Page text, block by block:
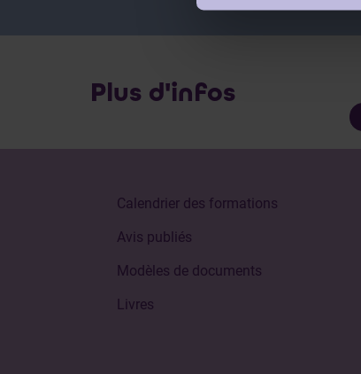
Plus d'infos
Calendrier des formations
Avis publiés
Modèles de documents
Livres